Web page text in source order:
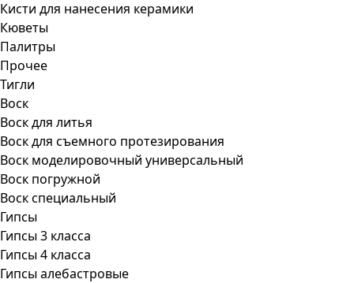
Кисти для нанесения керамики
Кюветы
Палитры
Прочее
Тигли
Воск
Воск для литья
Воск для съемного протезирования
Воск моделировочный универсальный
Воск погружной
Воск специальный
Гипсы
Гипсы 3 класса
Гипсы 4 класса
Гипсы алебастровые